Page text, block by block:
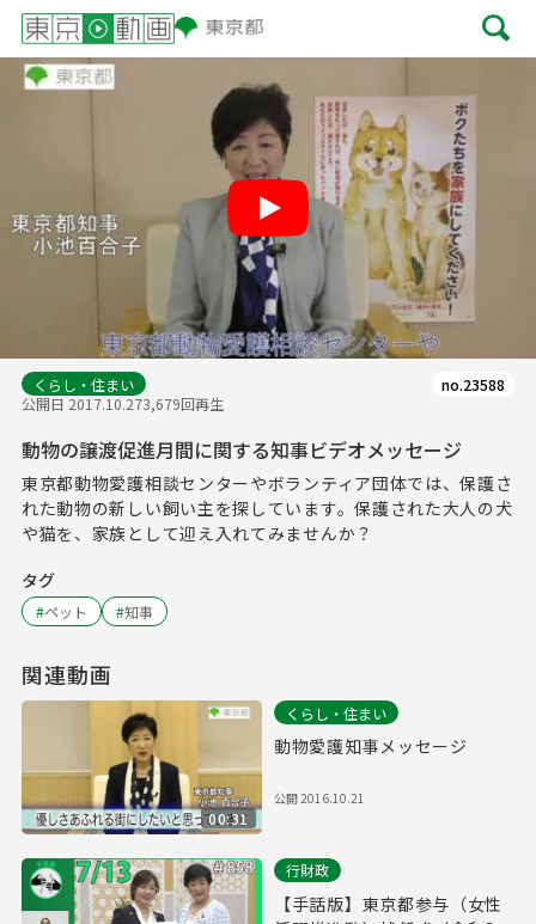
Play
くらし・住まい
公開日 2017.10.273,679回再生
no.23588
動物の譲渡促進月間に関する知事ビデオメッセージ
東京都動物愛護相談センターやボランティア団体では、保護さ
れた動物の新しい飼い主を探しています。保護された大人の犬
や猫を、家族として迎え入れてみませんか？
タグ
#ペット #知事
関連動画
00:31
くらし・住まい
動物愛護知事メッセージ
公開2016.10.21
行財政
【手話版】東京都参与（女性